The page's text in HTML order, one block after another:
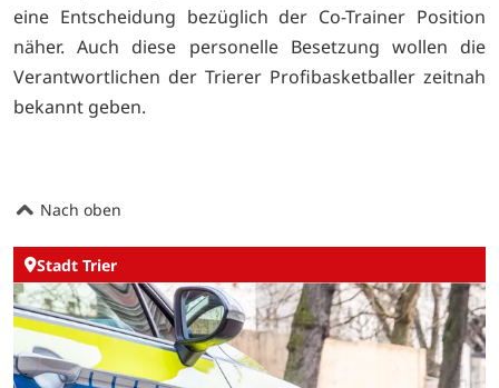
eine Entscheidung bezüglich der Co-Trainer Position
näher. Auch diese personelle Besetzung wollen die
Verantwortlichen der Trierer Profibasketballer zeitnah
bekannt geben.
Nach oben
Stadt Trier